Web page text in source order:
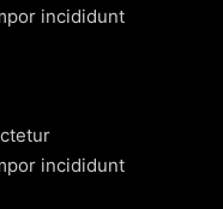
incididunt
incididunt